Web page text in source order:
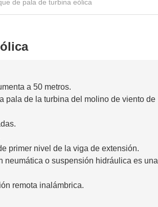
de pala de turbina eólica
a 50 metros.
pala de la turbina del molino de viento de
primer nivel de la viga de extensión.
neumática o suspensión hidráulica es una
remota inalámbrica.